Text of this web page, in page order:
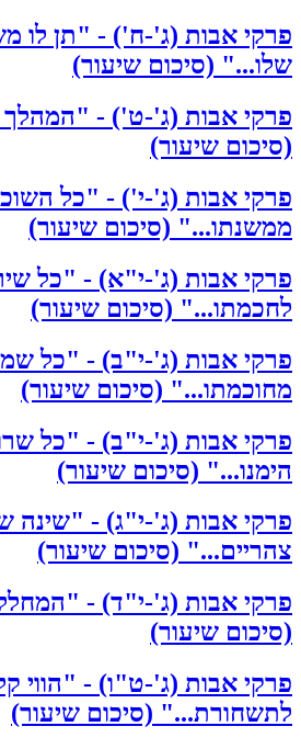
פרקי אבות (ג'-ח') - "תן לו
שלו..." (סיכום שיעור)
פרקי אבות (ג'-ט') - "המהלך
(סיכום שיעור)
פרקי אבות (ג'-י') - "כל
ממשנתו..." (סיכום שיעור)
פרקי אבות (ג'-י"א) - "כל
לחכמתו..." (סיכום שיעור)
פרקי אבות (ג'-י"ב) - "כל
מחוכמתו..." (סיכום שיעור)
פרקי אבות (ג'-י"ב) - "כל
הימנו..." (סיכום שיעור)
פרקי אבות (ג'-י"ג) - "שינה
צהריים..." (סיכום שיעור)
פרקי אבות (ג'-י"ד) -
(סיכום שיעור)
פרקי אבות (ג'-ט"ו) - "הווי
לתשחורת..." (סיכום שיעור)